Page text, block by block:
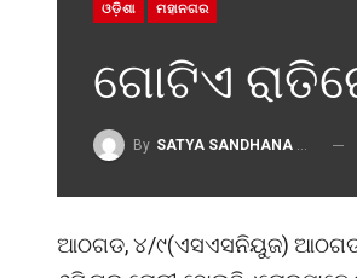
ଓଡ଼ିଶା ମହାନଗର
ଗୋଟିଏ
By SATYA SANDHANA DESK
ଆଠଗଡ, ୪/୯(ଏସଏସନିୟୁଜ) ଆଠଗଡ